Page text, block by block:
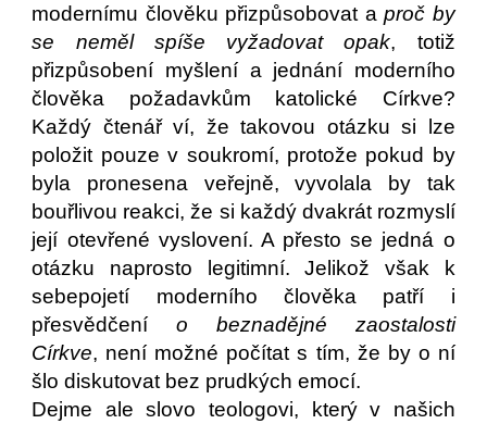
modernímu člověku přizpůsobovat aproč by
se neměl spíše vyžadovat opak, totiž
přizpůsobení myšlení a jednání moderního
člověka požadavkům katolické Církve?
Každý čtenář ví, že takovou otázku si lze
položit pouze v soukromí, protože pokud by
byla pronesena veřejně, vyvolala by tak
bouřlivou reakci, že si každý dvakrát rozmyslí
její otevřené vyslovení. A přesto se jedná o
otázku naprosto legitimní. Jelikož však k
sebepojetí moderního člověka patří i
přesvědčenío beznadějné zaostalosti
Církve, není možné počítat s tím, že by o ní
šlo diskutovat bez prudkých emocí.
Dejme ale slovo teologovi, který v našich